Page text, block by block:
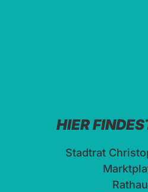
HIER
Stadtrat